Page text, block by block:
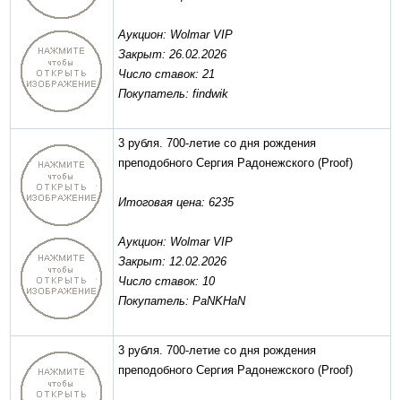
Аукцион: Wolmar VIP
Закрыт: 26.02.2026
Число ставок: 21
Покупатель: findwik
3 рубля. 700-летие со дня рождения
преподобного Сергия Радонежского (Proof)
Итоговая цена: 6235
Аукцион: Wolmar VIP
Закрыт: 12.02.2026
Число ставок: 10
Покупатель: PaNKHaN
3 рубля. 700-летие со дня рождения
преподобного Сергия Радонежского (Proof)